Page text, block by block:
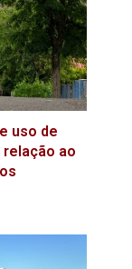
uso de
ao